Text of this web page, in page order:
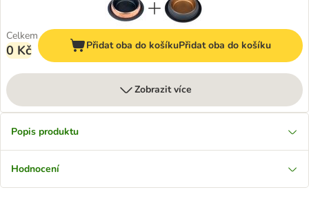
Celkem
0 Kč Přidat oba do košíkuPřidat oba do košíku
Zobrazit více
Popis produktu
Hodnocení